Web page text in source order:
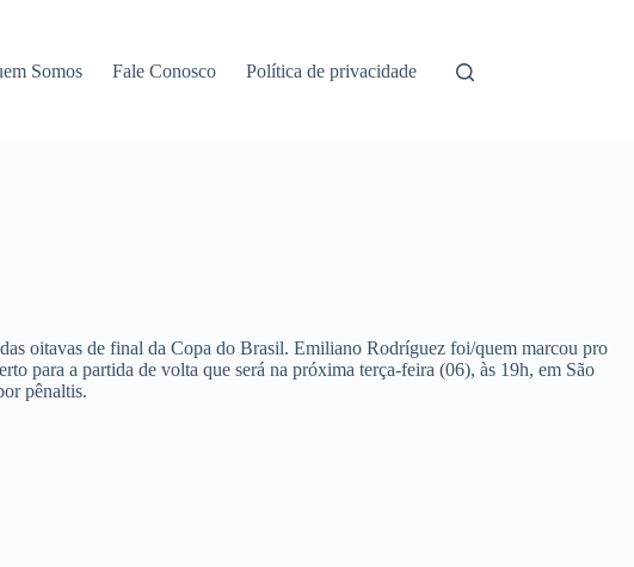
Somos Fale Conosco Política de privacidade
oitavas de final da Copa do Brasil. Emiliano Rodríguez foi/quem marcou pro
para a partida de volta que será na próxima terça-feira (06), às 19h, em São
pênaltis.